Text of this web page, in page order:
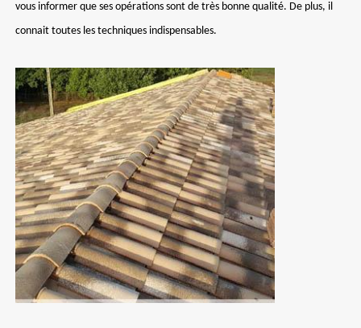
vous informer que ses opérations sont de très bonne qualité. De plus, il
connait toutes les techniques indispensables.